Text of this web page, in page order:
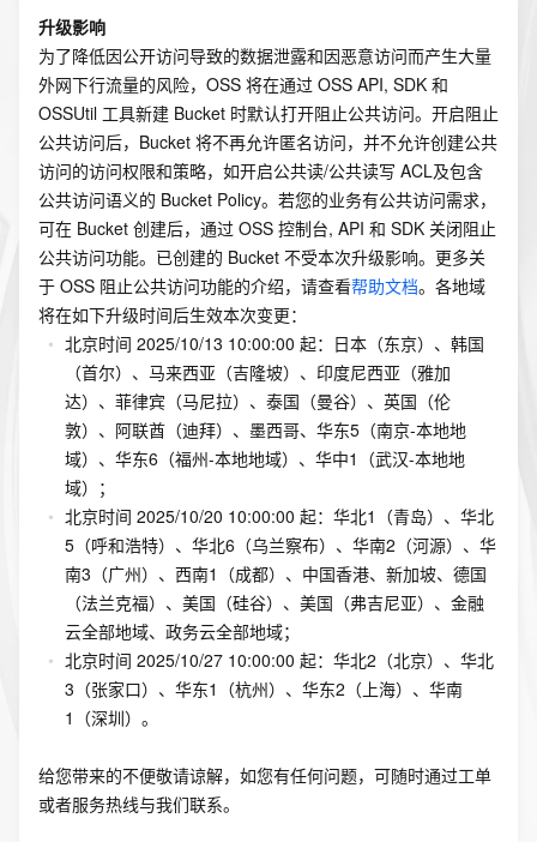
升级影响
为了降低因公开访问导致的数据泄露和因恶意访问而产生大量
外网下行流量的风险，OSS 将在通过 OSS API, SDK 和
OSSUtil 工具新建 Bucket 时默认打开阻止公共访问。开启阻止
公共访问后，Bucket 将不再允许匿名访问，并不允许创建公共
访问的访问权限和策略，如开启公共读/公共读写 ACL及包含
公共访问语义的 Bucket Policy。若您的业务有公共访问需求，
可在 Bucket 创建后，通过 OSS 控制台, API 和 SDK 关闭阻止
公共访问功能。已创建的 Bucket 不受本次升级影响。更多关
于 OSS 阻止公共访问功能的介绍，请查看帮助文档。各地域
将在如下升级时间后生效本次变更：
北京时间 2025/10/13 10:00:00 起：日本（东京）、韩国
（首尔）、马来西亚（吉隆坡）、印度尼西亚（雅加
达）、菲律宾（马尼拉）、泰国（曼谷）、英国（伦
敦）、阿联酋（迪拜）、墨西哥、华东5（南京-本地地
域）、华东6（福州-本地地域）、华中1（武汉-本地地
域）；
北京时间 2025/10/20 10:00:00 起：华北1（青岛）、华北
5（呼和浩特）、华北6（乌兰察布）、华南2（河源）、华
南3（广州）、西南1（成都）、中国香港、新加坡、德国
（法兰克福）、美国（硅谷）、美国（弗吉尼亚）、金融
云全部地域、政务云全部地域；
北京时间 2025/10/27 10:00:00 起：华北2（北京）、华北
3（张家口）、华东1（杭州）、华东2（上海）、华南
1（深圳）。
给您带来的不便敬请谅解，如您有任何问题，可随时通过工单
或者服务热线与我们联系。